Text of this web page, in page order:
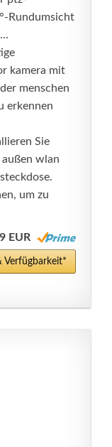
Rundumsicht
kamera mit
menschen
erkennen
Sie
wlan
um zu
EUR
Verfügbarkeit*